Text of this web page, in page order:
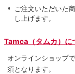
ご注文いただいた
し上げます。
Tamca（タムカ）に
オンラインショップ
須となります。